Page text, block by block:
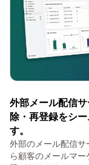
外部メール配信
除・再登録をシ
す。
外部のメール配信
ら顧客のメールマ